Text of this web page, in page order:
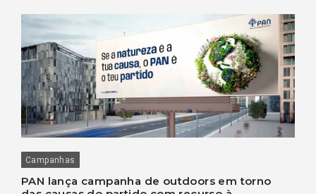
Campanhas
PAN lança campanha de outdoors em torno